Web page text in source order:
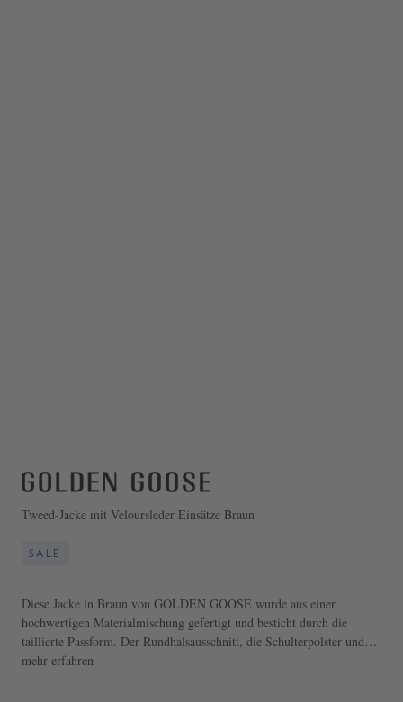
Tweed-Jacke mit Veloursleder Einsätze Braun
SALE
Diese Jacke in Braun von GOLDEN GOOSE wurde aus einer
hochwertigen Materialmischung gefertigt und besticht durch die
taillierte Passform. Der Rundhalsausschnitt, die Schulterpolster und
die aufgesetzten Brusttaschen zeichnen das Design aus.
mehr erfahren